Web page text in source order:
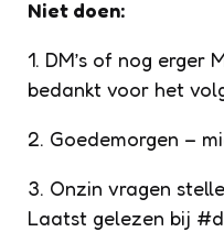
Niet doen:
1. DM’s of nog erger
bedankt voor het
2. Goedemorgen –
3. Onzin vragen
Laatst gelezen bij